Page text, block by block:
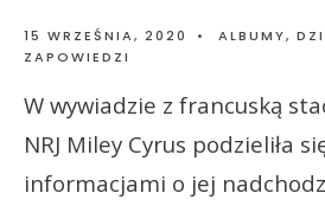
15 WRZEŚNIA, 2020 • ALBUMY,
ZAPOWIEDZI
W wywiadzie z francuską
NRJ Miley Cyrus podzieliła
informacjami o jej